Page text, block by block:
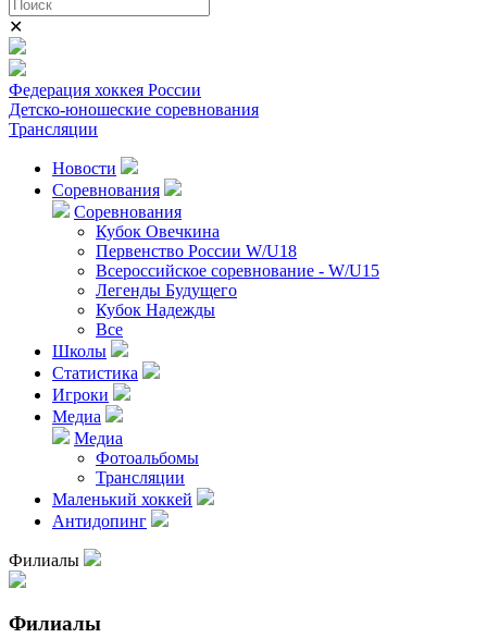
✕
Федерация хоккея России
Детско-юношеские соревнования
Трансляции
Новости
Соревнования
Соревнования
Кубок Овечкина
Первенство России W/U18
Всероссийское соревнование - W/U15
Легенды Будущего
Кубок Надежды
Все
Школы
Статистика
Игроки
Медиа
Медиа
Фотоальбомы
Трансляции
Маленький хоккей
Антидопинг
Филиалы
Филиалы